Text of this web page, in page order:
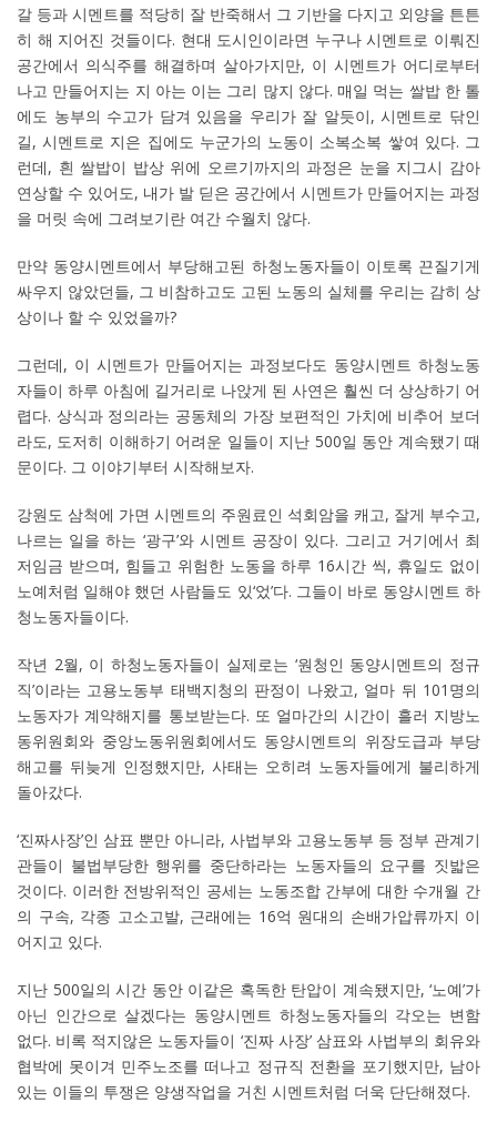
갈 등과 시멘트를 적당히 잘 반죽해서 그 기반을 다지고 외양을 튼튼
히 해 지어진 것들이다. 현대 도시인이라면 누구나 시멘트로 이뤄진
공간에서 의식주를 해결하며 살아가지만, 이 시멘트가 어디로부터
나고 만들어지는 지 아는 이는 그리 많지 않다. 매일 먹는 쌀밥 한 톨
에도 농부의 수고가 담겨 있음을 우리가 잘 알듯이, 시멘트로 닦인
길, 시멘트로 지은 집에도 누군가의 노동이 소복소복 쌓여 있다. 그
런데, 흰 쌀밥이 밥상 위에 오르기까지의 과정은 눈을 지그시 감아
연상할 수 있어도, 내가 발 딛은 공간에서 시멘트가 만들어지는 과정
을 머릿 속에 그려보기란 여간 수월치 않다.
만약 동양시멘트에서 부당해고된 하청노동자들이 이토록 끈질기게
싸우지 않았던들, 그 비참하고도 고된 노동의 실체를 우리는 감히 상
상이나 할 수 있었을까?
그런데, 이 시멘트가 만들어지는 과정보다도 동양시멘트 하청노동
자들이 하루 아침에 길거리로 나앉게 된 사연은 훨씬 더 상상하기 어
렵다. 상식과 정의라는 공동체의 가장 보편적인 가치에 비추어 보더
라도, 도저히 이해하기 어려운 일들이 지난 500일 동안 계속됐기 때
문이다. 그 이야기부터 시작해보자.
강원도 삼척에 가면 시멘트의 주원료인 석회암을 캐고, 잘게 부수고,
나르는 일을 하는 ‘광구’와 시멘트 공장이 있다. 그리고 거기에서 최
저임금 받으며, 힘들고 위험한 노동을 하루 16시간 씩, 휴일도 없이
노예처럼 일해야 했던 사람들도 있‘었’다. 그들이 바로 동양시멘트 하
청노동자들이다.
작년 2월, 이 하청노동자들이 실제로는 ‘원청인 동양시멘트의 정규
직’이라는 고용노동부 태백지청의 판정이 나왔고, 얼마 뒤 101명의
노동자가 계약해지를 통보받는다. 또 얼마간의 시간이 흘러 지방노
동위원회와 중앙노동위원회에서도 동양시멘트의 위장도급과 부당
해고를 뒤늦게 인정했지만, 사태는 오히려 노동자들에게 불리하게
돌아갔다.
‘진짜사장’인 삼표 뿐만 아니라, 사법부와 고용노동부 등 정부 관계기
관들이 불법부당한 행위를 중단하라는 노동자들의 요구를 짓밟은
것이다. 이러한 전방위적인 공세는 노동조합 간부에 대한 수개월 간
의 구속, 각종 고소고발, 근래에는 16억 원대의 손배가압류까지 이
어지고 있다.
지난 500일의 시간 동안 이같은 혹독한 탄압이 계속됐지만, ‘노예’가
아닌 인간으로 살겠다는 동양시멘트 하청노동자들의 각오는 변함
없다. 비록 적지않은 노동자들이 ‘진짜 사장’ 삼표와 사법부의 회유와
협박에 못이겨 민주노조를 떠나고 정규직 전환을 포기했지만, 남아
있는 이들의 투쟁은 양생작업을 거친 시멘트처럼 더욱 단단해졌다.